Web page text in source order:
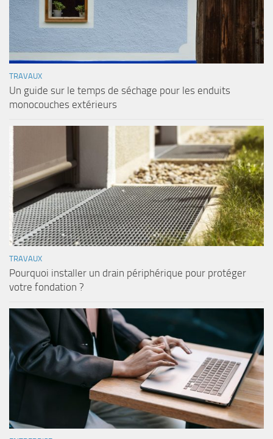
TRAVAUX
Un guide sur le temps de séchage pour les enduits
monocouches extérieurs
TRAVAUX
Pourquoi installer un drain périphérique pour protéger
votre fondation ?